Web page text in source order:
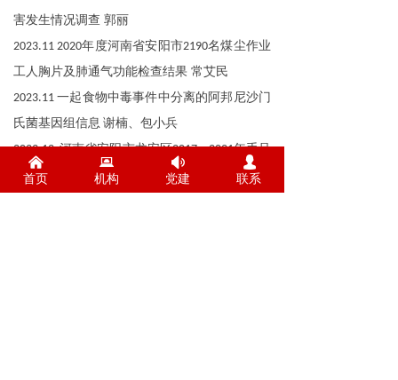
害发生情况调查 郭丽
2023.11 2020年度河南省安阳市2190名煤尘作业
工人胸片及肺通气功能检查结果 常艾民
2023.11 一起食物中毒事件中分离的阿邦尼沙门
氏菌基因组信息 谢楠、包小兵
2023.12河南省安阳市龙安区2017—2021年手足
口病病原学检测结果分析 张相萍
낀
首页
뀵
机构
넄
党建
넙
联系